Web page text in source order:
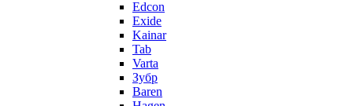
Edcon
Exide
Kainar
Tab
Varta
Зубр
Baren